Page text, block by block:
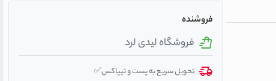
فروشنده
فروشگاه لیدی لرد
تحویل سریع به پست و تیپاکس✅